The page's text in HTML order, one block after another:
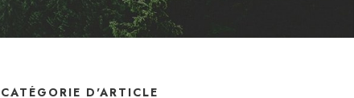
CATÉGORIE D'ARTICLE